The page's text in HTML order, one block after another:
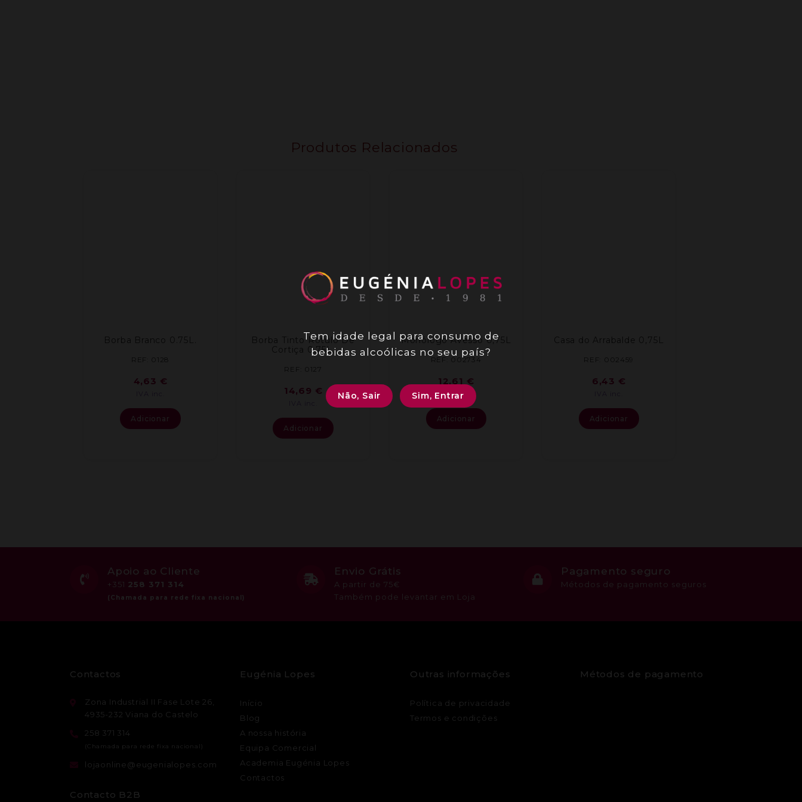
Produtos Relacionados
Borba Branco 0.75L.
REF: 0128
4,63 €
Adicionar
Borba Tinto Rotulo De
Cortiça 0,75L.
REF: 0127
14,69 €
Adicionar
Monólogo Avesso 0,75L
REF: 002734
12,61 €
IVA inc.
Adicionar
Casa do Arrabalde 0,75L
REF: 002459
6,43 €
Adicionar
Apoio ao Cliente
+351 258 371 314
Envio Grátis
A partir de 75€
Também pode levantar em Loja
Pagamento seguro
Métodos de pagamento seguros
Contactos
Zona Industrial II Fase Lote 26,
4935-232 Viana do Castelo
258 371 314
lojaonline@eugenialopes.com
Contacto B2B
Eugénia Lopes
Início
Blog
A nossa história
Equipa Comercial
Academia Eugénia Lopes
Contactos
Outras informações
Política de privacidade
Termos e condições
Métodos de pagamento
Tem idade legal para consumo de
bebidas alcoólicas no seu país?
Não, Sair Sim, Entrar